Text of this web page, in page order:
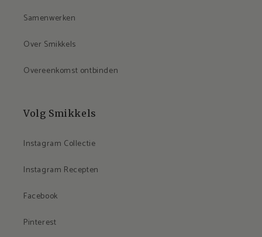
Samenwerken
Over Smikkels
Overeenkomst ontbinden
Volg Smikkels
Instagram Collectie
Instagram Recepten
Facebook
Pinterest